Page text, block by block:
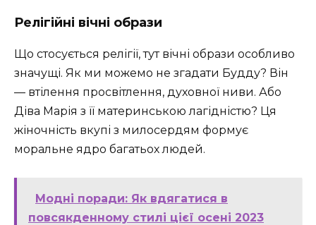
Релігійні вічні образи
Що стосується релігії, тут вічні образи особливо
значущі. Як ми можемо не згадати Будду? Він
— втілення просвітлення, духовної ниви. Або
Діва Марія з її материнською лагідністю? Ця
жіночність вкупі з милосердям формує
моральне ядро багатьох людей.
Модні поради: Як вдягатися в
повсякденному стилі цієї осені 2023